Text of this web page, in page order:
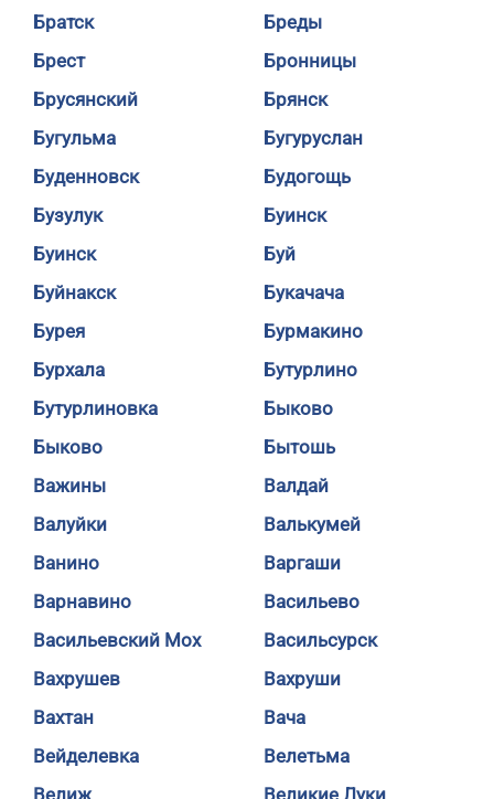
Братск
Бреды
Брест
Бронницы
Брусянский
Брянск
Бугульма
Бугуруслан
Буденновск
Будогощь
Бузулук
Буинск
Буинск
Буй
Буйнакск
Букачача
Бурея
Бурмакино
Бурхала
Бутурлино
Бутурлиновка
Быково
Быково
Бытошь
Важины
Валдай
Валуйки
Валькумей
Ванино
Варгаши
Варнавино
Васильево
Васильевский Мох
Васильсурск
Вахрушев
Вахруши
Вахтан
Вача
Вейделевка
Велетьма
Велиж
Великие Луки